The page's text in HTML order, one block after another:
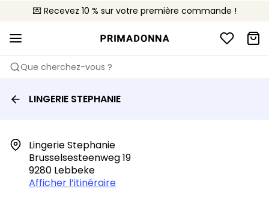
💌 Recevez 10 % sur votre première commande !
🚚 Livraison gratuite à partir de 90€
📦 Retours gratuits
Que cherchez-vous ?
LINGERIE STEPHANIE
Lingerie Stephanie
Brusselsesteenweg 19
9280 Lebbeke
Afficher l’itinéraire